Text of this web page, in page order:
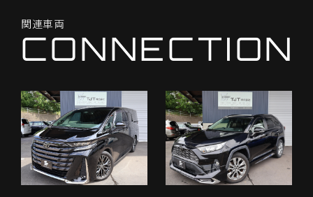
関連車両
CONNECTION